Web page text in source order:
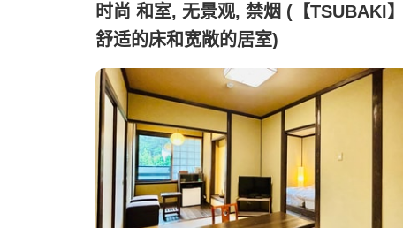
时尚 和室, 无景观, 禁烟 (【TSUBAKI】
舒适的床和宽敞的居室)